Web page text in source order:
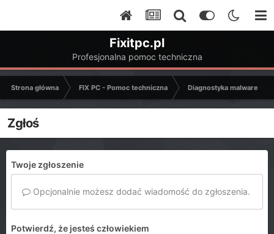
Fixitpc.pl
Profesjonalna pomoc techniczna
Strona główna FIX PC - Pomoc techniczna Diagnostyka malware -
Zgłoś
Twoje zgłoszenie
Opcjonalnie możesz dodać wiadomość do zgłoszenia.
Potwierdź, że jesteś człowiekiem